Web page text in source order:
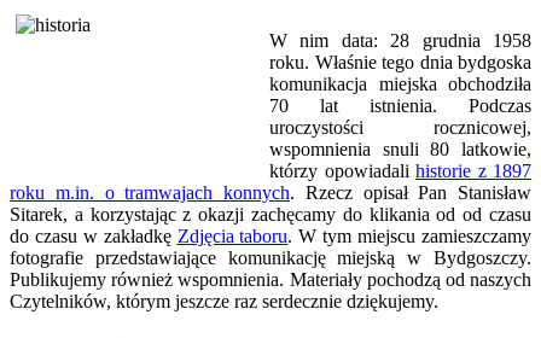
W nim data: 28 grudnia 1958
roku. Właśnie tego dnia bydgoska
komunikacja miejska obchodziła
70 lat istnienia. Podczas
uroczystości rocznicowej,
wspomnienia snuli 80 latkowie,
którzy opowiadali historie z 1897
roku m.in. o tramwajach konnych. Rzecz opisał Pan Stanisław
Sitarek, a korzystając z okazji zachęcamy do klikania od od czasu
do czasu w zakładkę Zdjęcia taboru. W tym miejscu zamieszczamy
fotografie przedstawiające komunikację miejską w Bydgoszczy.
Publikujemy również wspomnienia. Materiały pochodzą od naszych
Czytelników, którym jeszcze raz serdecznie dziękujemy.